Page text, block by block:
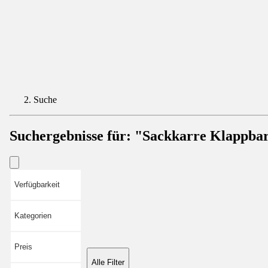
Suche
Suchergebnisse für: "Sackkarre
Verfügbarkeit
Kategorien
Preis
Alle Filter